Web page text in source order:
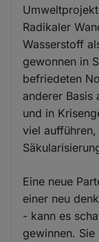
Radikaler
Wasserstoff
gewonnen in
befriedeten
anderer Basis
und in
viel
Eine neue
einer neu
- kann es
gewinnen.